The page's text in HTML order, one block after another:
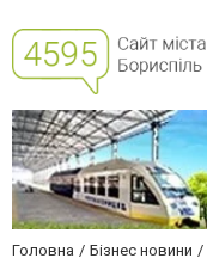
Головна Бізнес новини